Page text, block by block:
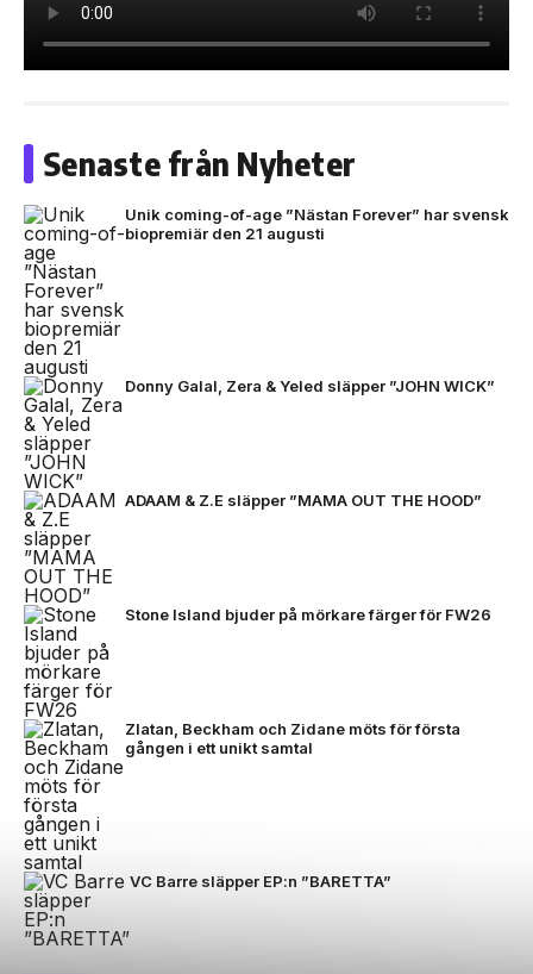
Senaste från Nyheter
Unik coming-of-age ”Nästan Forever” har svensk
biopremiär den 21 augusti
Donny Galal, Zera & Yeled släpper ”JOHN WICK”
ADAAM & Z.E släpper ”MAMA OUT THE HOOD”
Stone Island bjuder på mörkare färger för FW26
Zlatan, Beckham och Zidane möts för första
gången i ett unikt samtal
VC Barre släpper EP:n ”BARETTA”